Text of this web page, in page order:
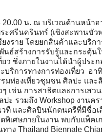
20.00 น. ณ บริเวณด้านหน้าอ
ะศรีนครินทร์ (เชิงสะพานขัว
ยงราย โดยยกสินค้าและบริก
นธ์สร้างการรับรู้และกระตุ้นใ
ว ซึ่งภายในงานได้นำผู้ประ
บริการทางการท่องเที่ยว อา
มท่องเที่ยวชุมชน ศิลปะ แล
ๆ เช่น การสาธิตและการเสว
ะ รวมถึง Workshop งานค
วที และศิลปินนักดนตรีที่มีชื่อ
พิเศษภายในงาน พบกับแพ็คเ
าง Thailand Biennale